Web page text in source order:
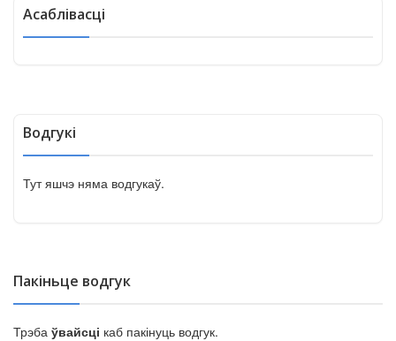
Асаблівасці
Водгукі
Тут яшчэ няма водгукаў.
Пакіньце водгук
Трэба ўвайсці каб пакінуць водгук.